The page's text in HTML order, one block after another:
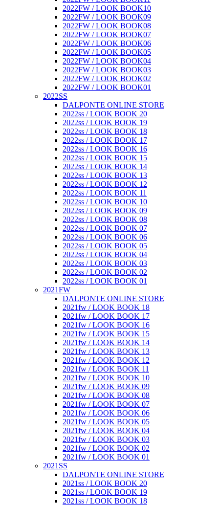
2022FW / LOOK BOOK10
2022FW / LOOK BOOK09
2022FW / LOOK BOOK08
2022FW / LOOK BOOK07
2022FW / LOOK BOOK06
2022FW / LOOK BOOK05
2022FW / LOOK BOOK04
2022FW / LOOK BOOK03
2022FW / LOOK BOOK02
2022FW / LOOK BOOK01
2022SS
DALPONTE ONLINE STORE
2022ss / LOOK BOOK 20
2022ss / LOOK BOOK 19
2022ss / LOOK BOOK 18
2022ss / LOOK BOOK 17
2022ss / LOOK BOOK 16
2022ss / LOOK BOOK 15
2022ss / LOOK BOOK 14
2022ss / LOOK BOOK 13
2022ss / LOOK BOOK 12
2022ss / LOOK BOOK 11
2022ss / LOOK BOOK 10
2022ss / LOOK BOOK 09
2022ss / LOOK BOOK 08
2022ss / LOOK BOOK 07
2022ss / LOOK BOOK 06
2022ss / LOOK BOOK 05
2022ss / LOOK BOOK 04
2022ss / LOOK BOOK 03
2022ss / LOOK BOOK 02
2022ss / LOOK BOOK 01
2021FW
DALPONTE ONLINE STORE
2021fw / LOOK BOOK 18
2021fw / LOOK BOOK 17
2021fw / LOOK BOOK 16
2021fw / LOOK BOOK 15
2021fw / LOOK BOOK 14
2021fw / LOOK BOOK 13
2021fw / LOOK BOOK 12
2021fw / LOOK BOOK 11
2021fw / LOOK BOOK 10
2021fw / LOOK BOOK 09
2021fw / LOOK BOOK 08
2021fw / LOOK BOOK 07
2021fw / LOOK BOOK 06
2021fw / LOOK BOOK 05
2021fw / LOOK BOOK 04
2021fw / LOOK BOOK 03
2021fw / LOOK BOOK 02
2021fw / LOOK BOOK 01
2021SS
DALPONTE ONLINE STORE
2021ss / LOOK BOOK 20
2021ss / LOOK BOOK 19
2021ss / LOOK BOOK 18